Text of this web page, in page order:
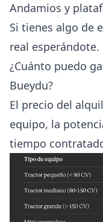
Andamios y
Si tienes algo de
real esperándote.
¿Cuánto puedo
Bueydu?
El precio del
equipo, la
tiempo